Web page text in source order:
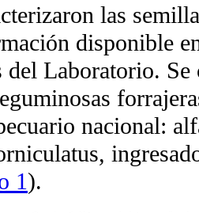
las
disponible
del Laboratorio.
nacional:
1).